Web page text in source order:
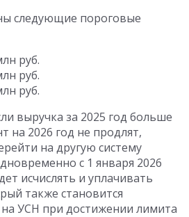
следующие пороговые
руб.
руб.
руб.
выручка за 2025 год больше
на 2026 год не продлят,
на другую систему
с 1 января 2026
исчислять и уплачивать
также становится
УСН при достижении лимита